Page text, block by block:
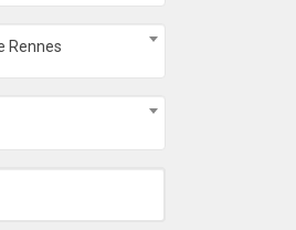
Rennes